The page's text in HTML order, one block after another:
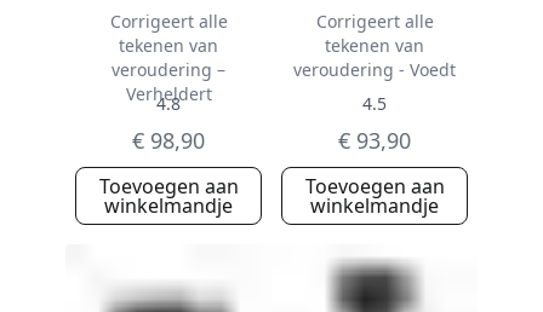
Corrigeert alle
tekenen van
veroudering –
Verheldert
4.8
€ 98,90
Toevoegen aan
winkelmandje
Corrigeert alle
tekenen van
veroudering - Voedt
4.5
€ 93,90
Toevoegen aan
winkelmandje